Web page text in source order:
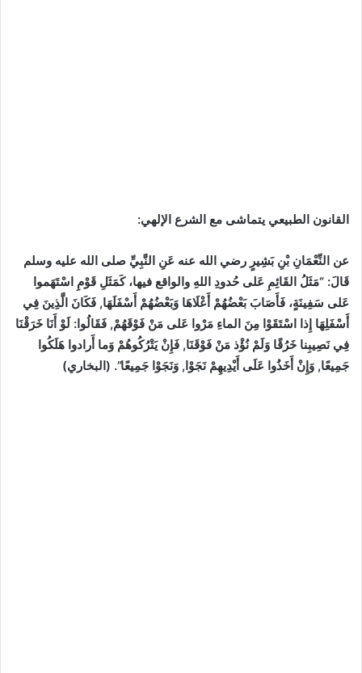
القانون الطبيعي يتماشى مع الشرع الإلهي:
عن النِّعْمَانِ بْنِ بَشِيرٍ رضي الله عنه عَنِ النَّبِيِّ صلى الله عليه وسلم
قَالَ: “مَثَلُ القَائِمِ عَلى حُدودِ اللهِ والواقع فيها، كَمَثَلِ قَوْمِ اسْتَهَموا
عَلى سَفِينَةٍ، فَأَصَابَ بَعْضُهُمْ أَعْلَاهَا وَبَعْضُهُمْ أَسْفَلَهَا, فَكَانَ الَّذِينَ فِي
أَسْفَلِهَا إِذا اسْتَقَوْا مِنَ الماءِ مَرْوا عَلى مَنْ فَوْقَهُمْ, فَقَالُوا: لَوْ أَنَا خَرَقْنَا
فِي نَصِيبِنا خَرُقًا وَلَمْ نُؤْذ مَنْ فَوْقَنَا, فَإِنْ يَتْرُكُوهُمْ وَما أَرادوا هَلَكُوا
جَمِيعًا, وَإِنْ أَخَذُوا عَلَى أَيْدِيهِمْ نَجَوْا, وَنَجَوْا جَمِيعًا”. (البخاري)